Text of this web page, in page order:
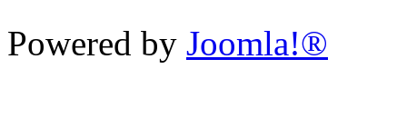
Powered by Joomla!®